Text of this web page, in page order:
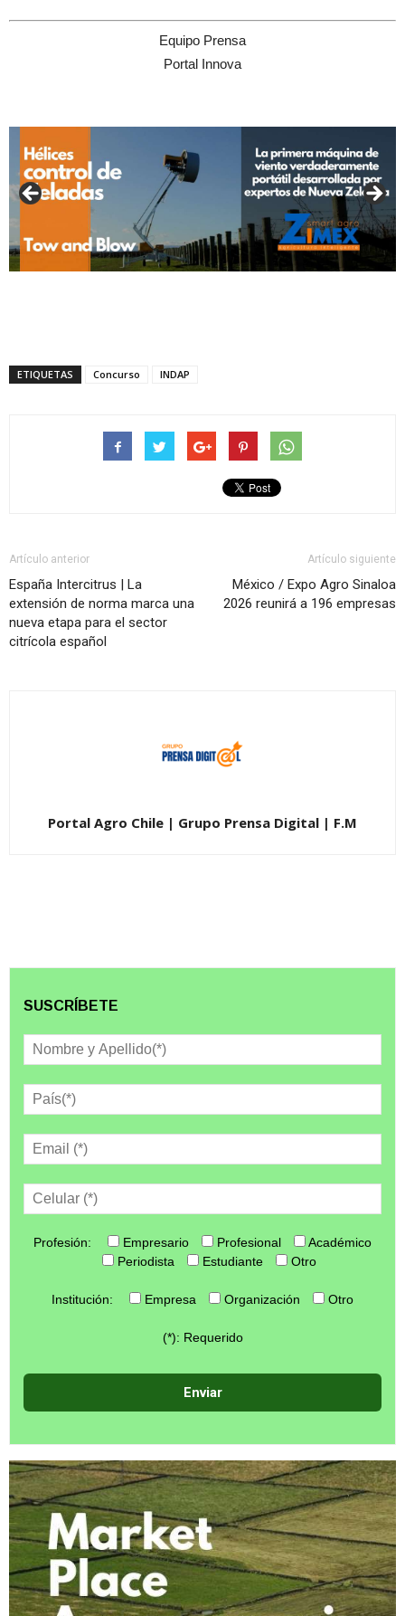
Equipo Prensa
Portal Innova
ETIQUETAS Concurso INDAP
Artículo anterior
España Intercitrus | La
extensión de norma marca una
nueva etapa para el sector
citrícola español
Artículo siguiente
México / Expo Agro Sinaloa
2026 reunirá a 196 empresas
Portal Agro Chile | Grupo Prensa Digital | F.M
SUSCRÍBETE
Profesión: Empresario Profesional
Académico
Periodista
Estudiante Otro
Institución: Empresa Organización Otro
(*): Requerido